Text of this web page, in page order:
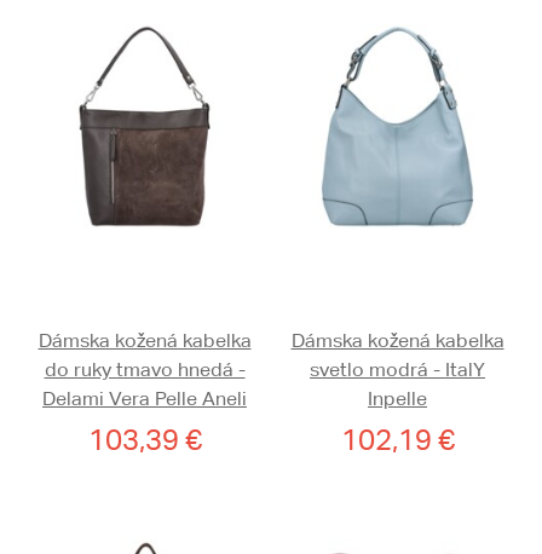
Dámska kožená kabelka
do ruky tmavo hnedá -
Delami Vera Pelle Aneli
103,39 €
Dámska kožená kabelka
svetlo modrá - ItalY
Inpelle
102,19 €